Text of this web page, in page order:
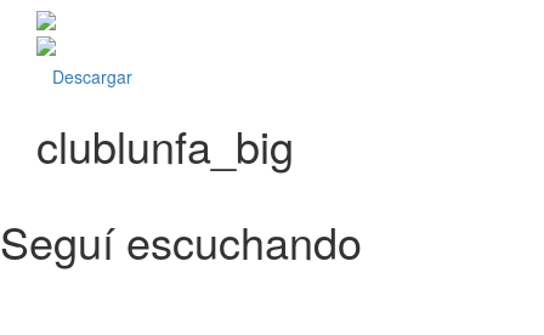
Descargar
clublunfa_big
Seguí escuchando